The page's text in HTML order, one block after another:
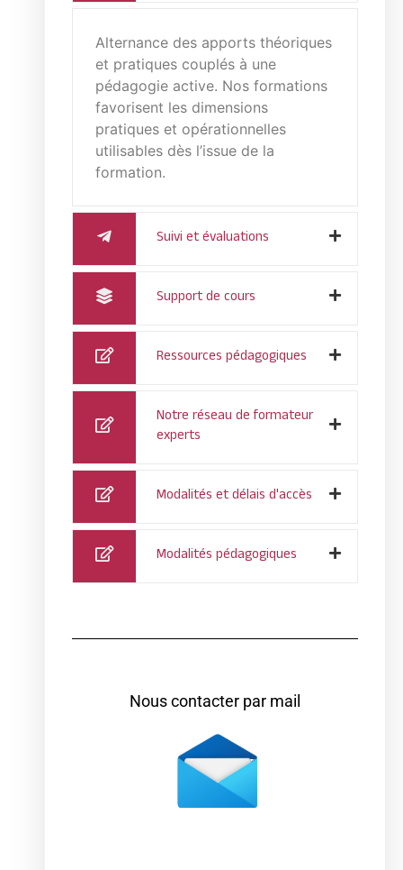
Alternance des apports théoriques
et pratiques couplés à une
pédagogie active. Nos formations
favorisent les dimensions
pratiques et opérationnelles
utilisables dès l’issue de la
formation.
Suivi et évaluations
Support de cours
Ressources pédagogiques
Notre réseau de formateur
experts
Modalités et délais d'accès
Modalités pédagogiques
Nous contacter par mail